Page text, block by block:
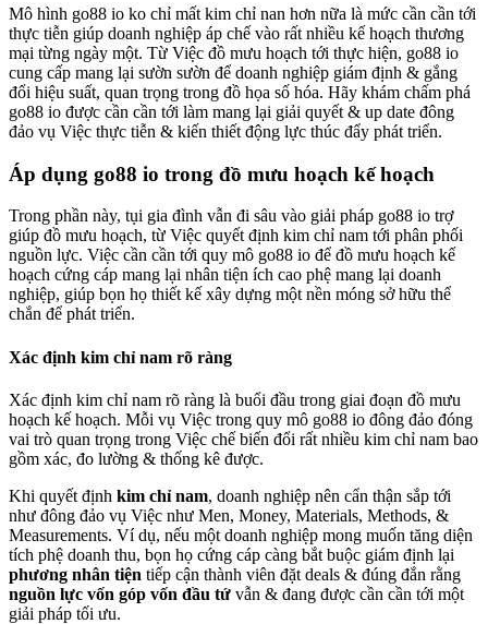
Mô hình go88 io ko chỉ mất kim chỉ nan hơn nữa là mức cần cần tới
thực tiễn giúp doanh nghiệp áp chế vào rất nhiều kế hoạch thương
mại từng ngày một. Từ Việc đồ mưu hoạch tới thực hiện, go88 io
cung cấp mang lại sườn sườn để doanh nghiệp giám định & gắng
đổi hiệu suất, quan trọng trong đồ họa số hóa. Hãy khám chấm phá
go88 io được cần cần tới làm mang lại giải quyết & up date đông
đảo vụ Việc thực tiễn & kiến thiết động lực thúc đẩy phát triển.
Áp dụng go88 io trong đồ mưu hoạch kế hoạch
Trong phần này, tụi gia đình vẫn đi sâu vào giải pháp go88 io trợ
giúp đồ mưu hoạch, từ Việc quyết định kim chỉ nam tới phân phối
nguồn lực. Việc cần cần tới quy mô go88 io để đồ mưu hoạch kế
hoạch cứng cáp mang lại nhân tiện ích cao phệ mang lại doanh
nghiệp, giúp bọn họ thiết kế xây dựng một nền móng sở hữu thể
chắn để phát triển.
Xác định kim chỉ nam rõ ràng
Xác định kim chỉ nam rõ ràng là buổi đầu trong giai đoạn đồ mưu
hoạch kế hoạch. Mỗi vụ Việc trong quy mô go88 io đông đảo đóng
vai trò quan trọng trong Việc chế biến đổi rất nhiều kim chỉ nam bao
gồm xác, đo lường & thống kê được.
Khi quyết định kim chỉ nam, doanh nghiệp nên cẩn thận sắp tới
như đông đảo vụ Việc như Men, Money, Materials, Methods, &
Measurements. Ví dụ, nếu một doanh nghiệp mong muốn tăng diện
tích phệ doanh thu, bọn họ cứng cáp càng bắt buộc giám định lại
phương nhân tiện tiếp cận thành viên đặt deals & đúng đắn rằng
nguồn lực vốn góp vốn đầu tứ vẫn & đang được cần cần tới một
giải pháp tối ưu.